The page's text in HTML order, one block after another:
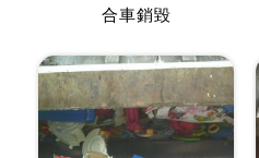
合車銷毀